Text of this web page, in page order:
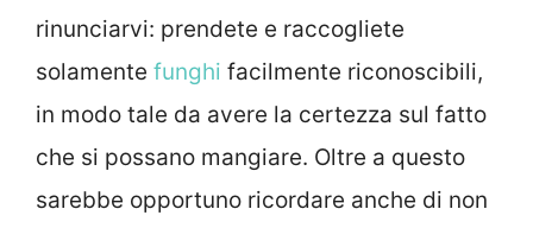
rinunciarvi: prendete e raccogliete
solamente funghi facilmente riconoscibili,
in modo tale da avere la certezza sul fatto
che si possano mangiare. Oltre a questo
sarebbe opportuno ricordare anche di non